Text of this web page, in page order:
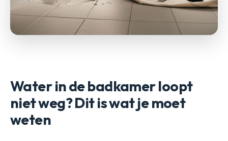
Water in de badkamer loopt
niet weg? Dit is wat je moet
weten